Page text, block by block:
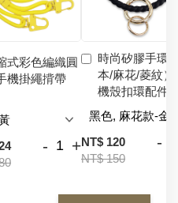
式彩色編織圓
機掛繩揹帶
- +
時尚矽膠手環
本/麻花/菱紋）
機殼扣環配件
NT$ 120
NT$ 150
-